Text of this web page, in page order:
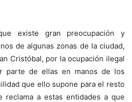
existe gran preocupación y
de algunas zonas de la ciudad,
Cristóbal, por la ocupación ilegal
parte de ellas en manos de los
que ello supone para el resto
reclama a estas entidades a que